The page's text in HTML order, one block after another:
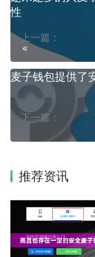
上一篇：
性
下一篇：
麦子钱包提供了
推荐资讯